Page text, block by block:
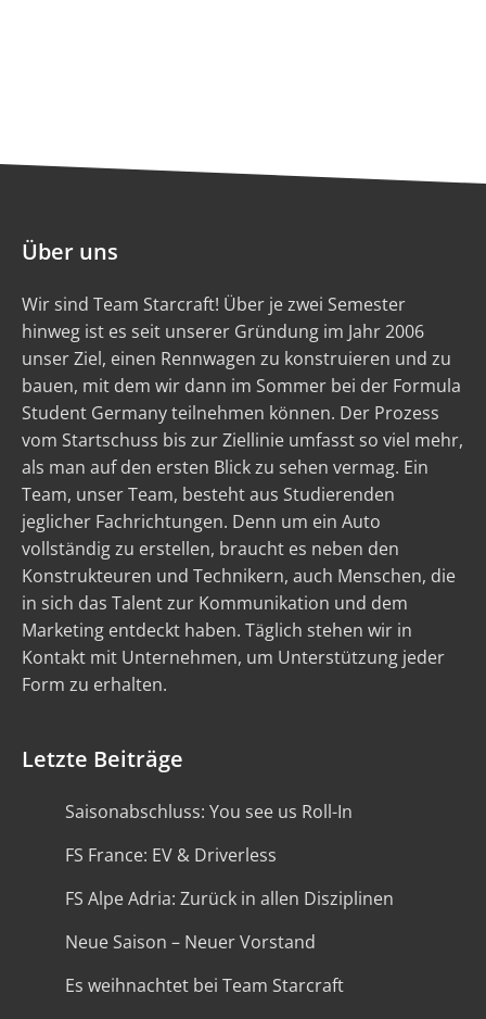
Über uns
Wir sind Team Starcraft! Über je zwei Semester
hinweg ist es seit unserer Gründung im Jahr 2006
unser Ziel, einen Rennwagen zu konstruieren und zu
bauen, mit dem wir dann im Sommer bei der Formula
Student Germany teilnehmen können. Der Prozess
vom Startschuss bis zur Ziellinie umfasst so viel mehr,
als man auf den ersten Blick zu sehen vermag. Ein
Team, unser Team, besteht aus Studierenden
jeglicher Fachrichtungen. Denn um ein Auto
vollständig zu erstellen, braucht es neben den
Konstrukteuren und Technikern, auch Menschen, die
in sich das Talent zur Kommunikation und dem
Marketing entdeckt haben. Täglich stehen wir in
Kontakt mit Unternehmen, um Unterstützung jeder
Form zu erhalten.
Letzte Beiträge
Saisonabschluss: You see us Roll-In
FS France: EV & Driverless
FS Alpe Adria: Zurück in allen Disziplinen
Neue Saison – Neuer Vorstand
Es weihnachtet bei Team Starcraft